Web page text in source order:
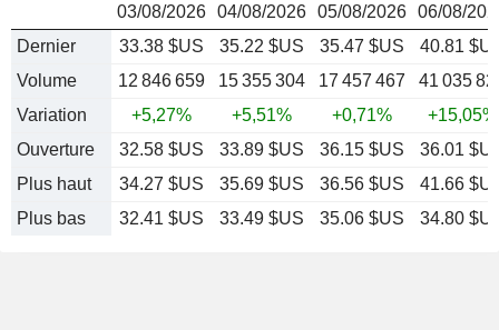
03/08/2026 04/08/2026 05/08/2026 06/08/
Dernier
33.38 $US 35.22 $US 35.47 $US
40.81
Volume
12 846 659 15 355 304 17 457 467
41 035
Variation
+5,27% +5,51% +0,71%
+15,05%
Ouverture
32.58 $US 33.89 $US 36.15 $US
36.01
Plus haut
34.27 $US 35.69 $US 36.56 $US
41.66
Plus bas
32.41 $US 33.49 $US 35.06 $US 34.80